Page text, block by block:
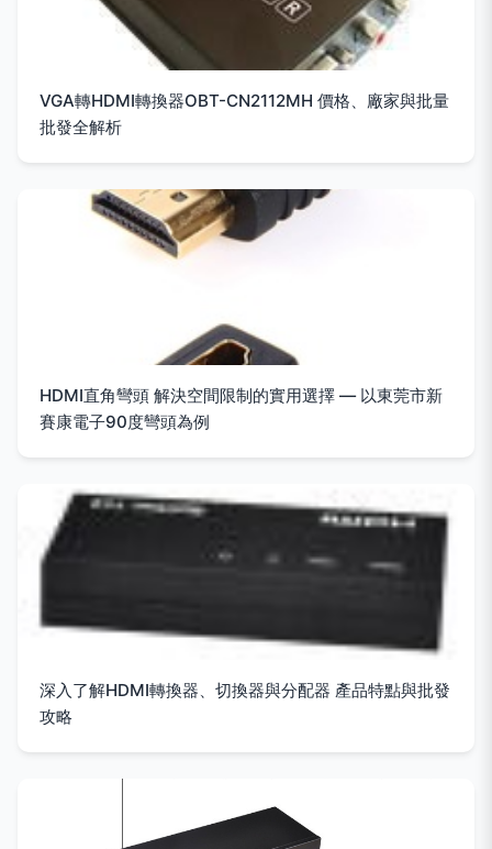
VGA轉HDMI轉換器OBT-CN2112MH 價格、廠家與批量
批發全解析
HDMI直角彎頭 解決空間限制的實用選擇 — 以東莞市新
賽康電子90度彎頭為例
深入了解HDMI轉換器、切換器與分配器 產品特點與批發
攻略